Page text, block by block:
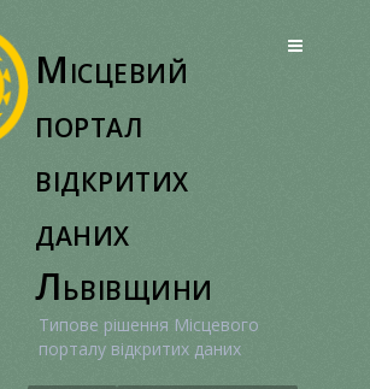
Місцевий
портал
відкритих
даних
Львівщини
Типове рішення Місцевого
порталу відкритих даних